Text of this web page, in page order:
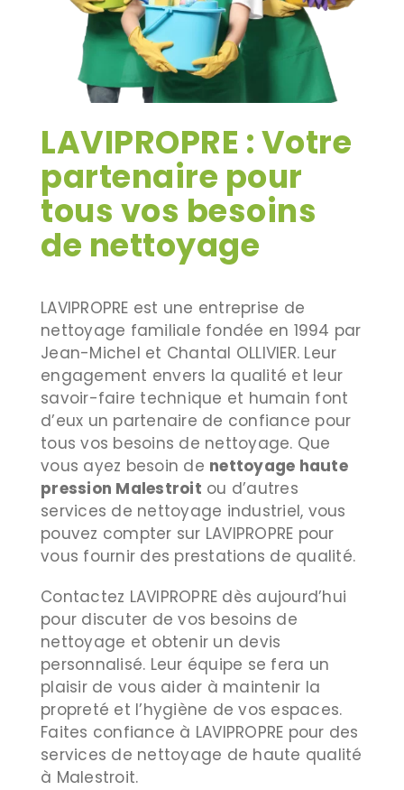
LAVIPROPRE : Votre
partenaire pour
tous vos besoins
de nettoyage
LAVIPROPRE est une entreprise de
nettoyage familiale fondée en 1994 par
Jean-Michel et Chantal OLLIVIER. Leur
engagement envers la qualité et leur
savoir-faire technique et humain font
d’eux un partenaire de confiance pour
tous vos besoins de nettoyage. Que
vous ayez besoin de nettoyage haute
pression Malestroit ou d’autres
services de nettoyage industriel, vous
pouvez compter sur LAVIPROPRE pour
vous fournir des prestations de qualité.
Contactez LAVIPROPRE dès aujourd’hui
pour discuter de vos besoins de
nettoyage et obtenir un devis
personnalisé. Leur équipe se fera un
plaisir de vous aider à maintenir la
propreté et l’hygiène de vos espaces.
Faites confiance à LAVIPROPRE pour des
services de nettoyage de haute qualité
à Malestroit.